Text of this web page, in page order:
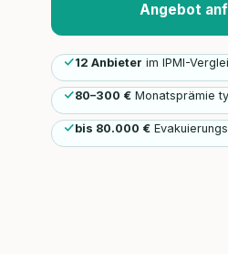
Angebot
12 Anbieter im IPMI-
80–300 € Monatsprämie
bis 80.000 €